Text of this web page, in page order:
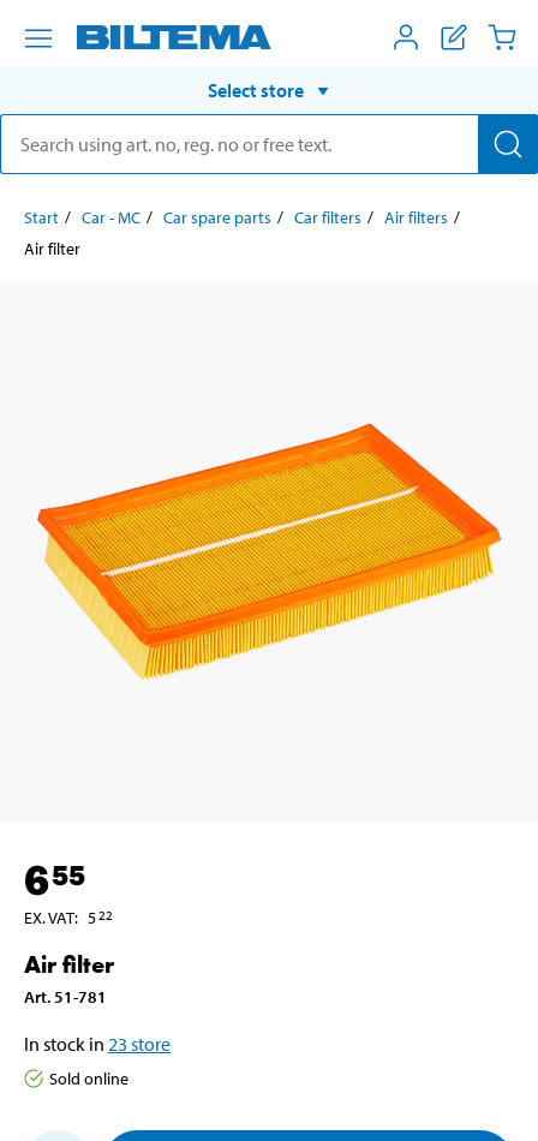
Select store
Start Car - MC Car spare parts Car filters
Air filters
Air filter
655
EX. VAT: 522
Air filter
Art. 51-781
In stock in 23 store
Sold online